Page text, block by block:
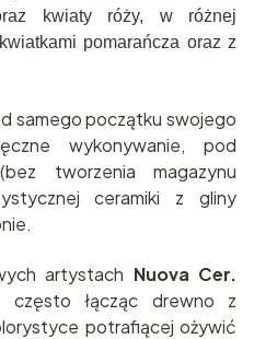
kwiaty róży, w różnej
pomarańcza oraz z
samego początku swojego
wykonywanie, pod
tworzenia magazynu
ceramiki z gliny
artystach Nuova Cer.
często łącząc drewno z
potrafiącej ożywić